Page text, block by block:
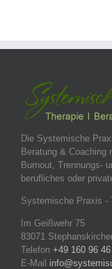
Die Systemische
Beratung & Coaching
Burnout, Trennungs-
berufliches oder
Systemische Praxis -
Im Geißwehr 75
83071
Telefon +49 160 96
E-Mail